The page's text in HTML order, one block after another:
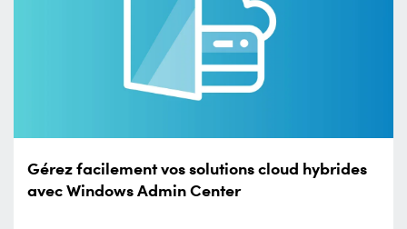
Gérez facilement vos solutions cloud hybrides
avec Windows Admin Center